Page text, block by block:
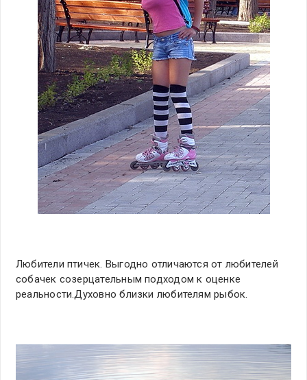
Любители птичек. Выгодно отличаются от любителей
собачек созерцательным подходом к оценке
реальности.Духовно близки любителям рыбок.